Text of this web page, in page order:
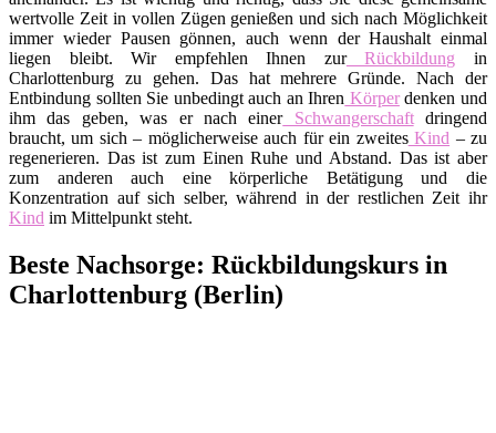
wertvolle Zeit in vollen Zügen genießen und sich nach Möglichkeit
immer wieder Pausen gönnen, auch wenn der Haushalt einmal
liegen bleibt. Wir empfehlen Ihnen zurRückbildung in
Charlottenburg zu gehen. Das hat mehrere Gründe. Nach der
Entbindung sollten Sie unbedingt auch an Ihren Körperdenken und
ihm das geben, was er nach einerSchwangerschaftdringend
braucht, um sich – möglicherweise auch für ein zweitesKind – zu
regenerieren. Das ist zum Einen Ruhe und Abstand. Das ist aber
zum anderen auch eine körperliche Betätigung und die
Konzentration auf sich selber, während in der restlichen Zeit ihr
Kind im Mittelpunkt steht.
Beste Nachsorge: Rückbildungskurs in
Charlottenburg (Berlin)